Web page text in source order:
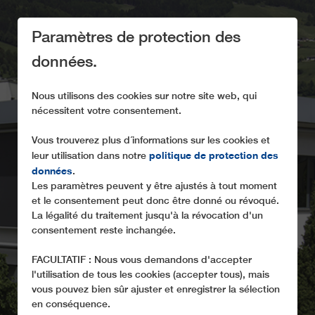
ABOUT LEITNER
Paramètres de protection des
données.
Nous utilisons des cookies sur notre site web, qui
nécessitent votre consentement.
Vous trouverez plus d´informations sur les cookies et
leur utilisation dans notre politique de protection des
données.
Les paramètres peuvent y être ajustés à tout moment
et le consentement peut donc être donné ou révoqué.
La légalité du traitement jusqu'à la révocation d'un
consentement reste inchangée.
FACULTATIF : Nous vous demandons d'accepter
l'utilisation de tous les cookies (accepter tous), mais
vous pouvez bien sûr ajuster et enregistrer la sélection
en conséquence.